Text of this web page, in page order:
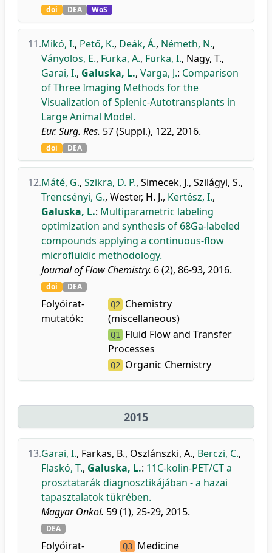
doi DEA WoS
11.Mikó, I., Pető, K., Deák, Á., Németh, N.,
Ványolos, E., Furka, A., Furka, I., Nagy, T.,
Garai, I., Galuska, L., Varga, J.: Comparison
of Three Imaging Methods for the
Visualization of Splenic-Autotransplants in
Large Animal Model.
Eur. Surg. Res. 57 (Suppl.), 122, 2016.
doi DEA
12.Máté, G., Szikra, D. P., Simecek, J., Szilágyi, S.,
Trencsényi, G., Wester, H. J., Kertész, I.,
Galuska, L.: Multiparametric labeling
optimization and synthesis of 68Ga-labeled
compounds applying a continuous-flow
microfluidic methodology.
Journal of Flow Chemistry. 6 (2), 86-93, 2016.
doi DEA
Folyóirat-
mutatók:
Q2
Chemistry
(miscellaneous)
Q1
Fluid Flow and Transfer
Processes
Q2 Organic Chemistry
2015
13.Garai, I., Farkas, B., Oszlánszki, A., Berczi, C.,
Flaskó, T., Galuska, L.: 11C-kolin-PET/CT a
prosztatarák diagnosztikájában - a hazai
tapasztalatok tükrében.
Magyar Onkol. 59 (1), 25-29, 2015.
DEA
Folyóirat-
Q3 Medicine